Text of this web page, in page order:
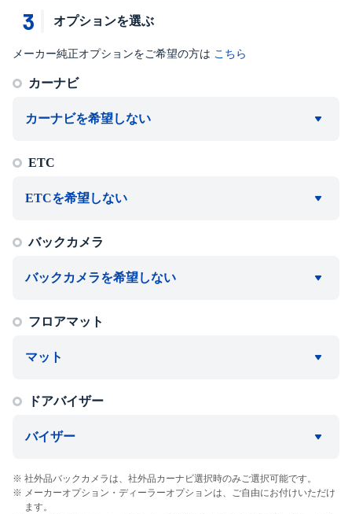
3 オプションを選ぶ
メーカー純正オプションをご希望の方は こちら
カーナビ
カーナビを希望しない
ETC
ETCを希望しない
バックカメラ
バックカメラを希望しない
フロアマット
マット
ドアバイザー
バイザー
社外品バックカメラは、社外品カーナビ選択時のみご選択可能です。
メーカーオプション・ディーラーオプションは、ご自由にお付けいただけ
ます。